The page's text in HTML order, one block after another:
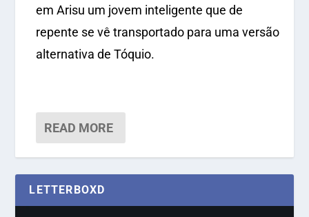
em Arisu um jovem inteligente que de
repente se vê transportado para uma versão
alternativa de Tóquio.
READ MORE
LETTERBOXD